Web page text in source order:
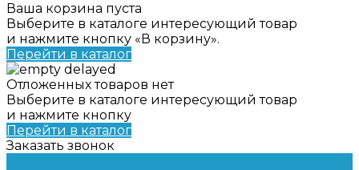
Ваша корзина пуста
Выберите в каталоге интересующий товар
и нажмите кнопку «В корзину».
Перейти в каталог
Отложенных товаров нет
Выберите в каталоге интересующий товар
и нажмите кнопку
Перейти в каталог
Заказать звонок